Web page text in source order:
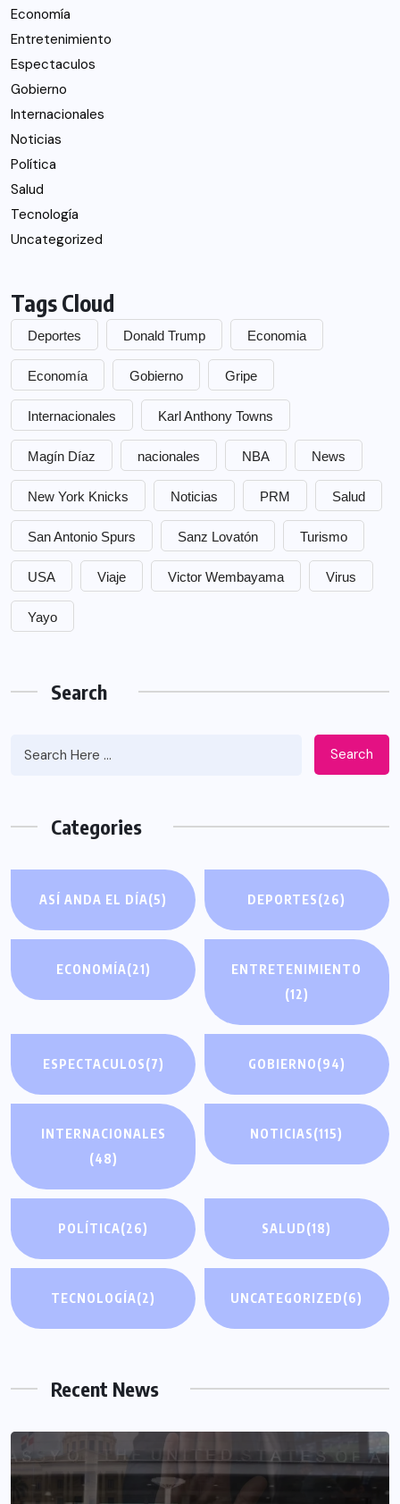
Economía
Entretenimiento
Espectaculos
Gobierno
Internacionales
Noticias
Política
Salud
Tecnología
Uncategorized
Tags Cloud
Deportes Donald Trump Economia
Economía Gobierno Gripe
Internacionales Karl Anthony Towns
Magín Díaz nacionales NBA News
New York Knicks Noticias PRM Salud
San Antonio Spurs Sanz Lovatón Turismo
USA Viaje Victor Wembayama Virus
Yayo
Search
Search
Categories
ASÍ ANDA EL DÍA(5) DEPORTES(26)
ECONOMÍA(21)
ENTRETENIMIENTO
(12)
ESPECTACULOS(7) GOBIERNO(94)
INTERNACIONALES
(48)
NOTICIAS(115)
POLÍTICA(26) SALUD(18)
TECNOLOGÍA(2) UNCATEGORIZED(6)
Recent News